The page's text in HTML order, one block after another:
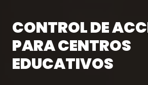
CONTROL DE
PARA CENTROS
EDUCATIVOS